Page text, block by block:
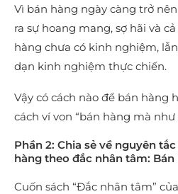
Vì bán hàng ngày càng trở
ra sự hoang mang, sợ hãi và
hàng chưa có kinh nghiệm,
dạn kinh nghiệm thực chiến.
Vậy có cách nào để bán hàng
cách ví von “bán hàng mà như
Phần 2: Chia sẻ về nguyên
hàng theo đắc nhân tâm:
Cuốn sách “Đắc nhân tâm”